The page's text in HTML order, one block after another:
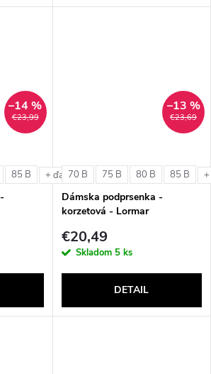
€23,99
–14 %
85 B + ďalšie
€23,69
–13 %
70 B 75 B 80 B 85 B
Dámska podprsenka -
korzetová - Lormar
€20,49
Skladom 5 ks
DETAIL